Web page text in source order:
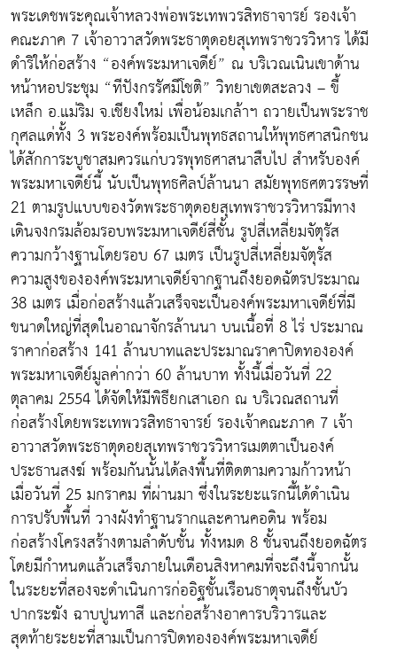
พระเดชพระคุณเจ้าหลวงพ่อพระเทพวรสิทธาจารย์ รองเจ้า
คณะภาค 7 เจ้าอาวาสวัดพระธาตุดอยสุเทพราชวรวิหาร ได้มี
ดำริให้ก่อสร้าง “องค์พระมหาเจดีย์” ณ บริเวณเนินเขาด้าน
หน้าหอประชุม “ทีปังกรรัศมีโชติ” วิทยาเขตสะลวง – ขี้
เหล็ก อ.แม่ริม จ.เชียงใหม่ เพื่อน้อมเกล้าฯ ถวายเป็นพระราช
กุศลแด่ทั้ง 3 พระองค์พร้อมเป็นพุทธสถานให้พุทธศาสนิกชน
ได้สักการะบูชาสมควรแก่บวรพุทธศาสนาสืบไป สำหรับองค์
พระมหาเจดีย์นี้ นับเป็นพุทธศิลป์ล้านนา สมัยพุทธศตวรรษที่
21 ตามรูปแบบของวัดพระธาตุดอยสุเทพราชวรวิหารมีทาง
เดินจงกรมล้อมรอบพระมหาเจดีย์สี่ชั้น รูปสี่เหลี่ยมจัตุรัส
ความกว้างฐานโดยรอบ 67 เมตร เป็นรูปสี่เหลี่ยมจัตุรัส
ความสูงขององค์พระมหาเจดีย์จากฐานถึงยอดฉัตรประมาณ
38 เมตร เมื่อก่อสร้างแล้วเสร็จจะเป็นองค์พระมหาเจดีย์ที่มี
ขนาดใหญ่ที่สุดในอาณาจักรล้านนา บนเนื้อที่ 8 ไร่ ประมาณ
ราคาก่อสร้าง 141 ล้านบาทและประมาณราคาปิดทององค์
พระมหาเจดีย์มูลค่ากว่า 60 ล้านบาท ทั้งนี้เมื่อวันที่ 22
ตุลาคม 2554 ได้จัดให้มีพิธียกเสาเอก ณ บริเวณสถานที่
ก่อสร้างโดยพระเทพวรสิทธาจารย์ รองเจ้าคณะภาค 7 เจ้า
อาวาสวัดพระธาตุดอยสุเทพราชวรวิหารเมตตาเป็นองค์
ประธานสงฆ์ พร้อมกันนั้นได้ลงพื้นที่ติดตามความก้าวหน้า
เมื่อวันที่ 25 มกราคม ที่ผ่านมา ซึ่งในระยะแรกนี้ได้ดำเนิน
การปรับพื้นที่ วางผังทำฐานรากและคานคอดิน พร้อม
ก่อสร้างโครงสร้างตามลำดับชั้น ทั้งหมด 8 ชั้นจนถึงยอดฉัตร
โดยมีกำหนดแล้วเสร็จภายในเดือนสิงหาคมที่จะถึงนี้จากนั้น
ในระยะที่สองจะดำเนินการก่ออิฐชั้นเรือนธาตุจนถึงชั้นบัว
ปากระฆัง ฉาบปูนทาสี และก่อสร้างอาคารบริวารและ
สุดท้ายระยะที่สามเป็นการปิดทององค์พระมหาเจดีย์